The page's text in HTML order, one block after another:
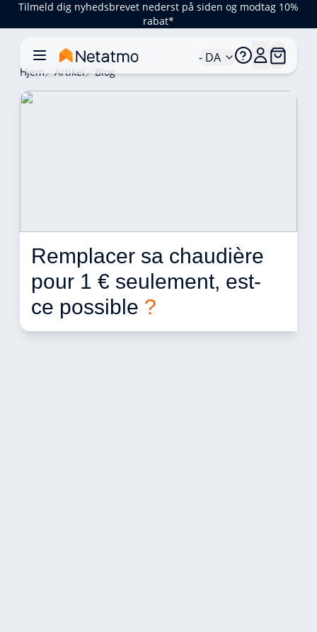
Tilmeld dig nyhedsbrevet nederst på siden og modtag 10%
rabat*
- DA
Hjem Artikel Blog
Remplacer sa chaudière
pour 1 € seulement, est-
ce possible ?